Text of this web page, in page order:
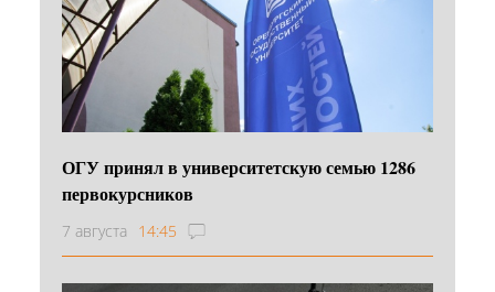
ОГУ принял в университетскую семью 1286
первокурсников
7 августа 14:45